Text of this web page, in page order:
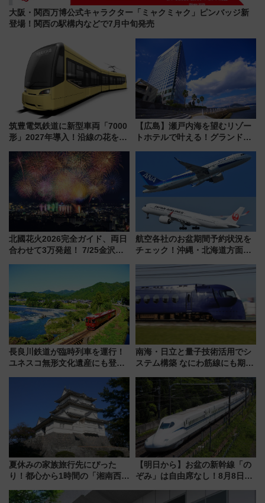
大阪・関西万博公式キャラクター「ミャクミャク」ピンバッジ新
登場！関西の駅構内などで7月中旬発売
筑豊電気鉄道に新型車両「7000
形」2027年導入！沿線の花をイ
内は落ち着いたゆとりある空間
【広島】瀬戸内海を望むリゾー
トホテルで叶える！グランドプ
ディング＆カジュアルパーティ
ープラン
北國花火2026完全ガイド、両日
合わせて3万発超！ 7/25金沢大
航空各社のお盆期間予約状況を
チェック！沖縄・北海道方面は
日は？
長良川鉄道が臨時列車を運行！
ユネスコ無形文化遺産にも登録
南海・日立と量子技術活用でシ
ステム構築 なにわ筋線にも期待
夏休みの家族旅行先にぴった
り！都心から1時間の「湘南西エ
島とは異なる魅力を持つ今夏の
【明日から】お盆の新幹線「の
ぞみ」は自由席なし！8月8日午
せば空きが見つかることも 混